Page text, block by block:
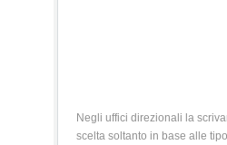
Negli uffici direzionali la
scelta soltanto in base alle